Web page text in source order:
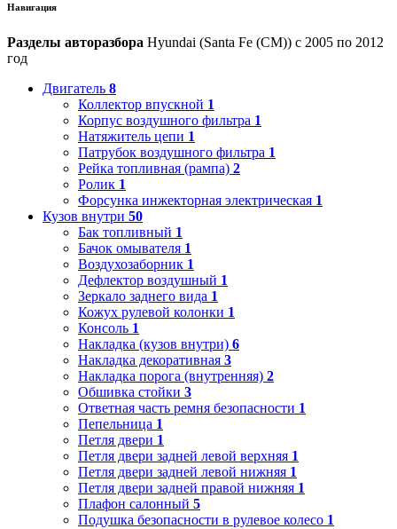
Навигация
Разделы авторазбора Hyundai (Santa Fe (CM)) с 2005 по 2012
год
Двигатель 8
Коллектор впускной 1
Корпус воздушного фильтра 1
Натяжитель цепи 1
Патрубок воздушного фильтра 1
Рейка топливная (рампа) 2
Ролик 1
Форсунка инжекторная электрическая 1
Кузов внутри 50
Бак топливный 1
Бачок омывателя 1
Воздухозаборник 1
Дефлектор воздушный 1
Зеркало заднего вида 1
Кожух рулевой колонки 1
Консоль 1
Накладка (кузов внутри) 6
Накладка декоративная 3
Накладка порога (внутренняя) 2
Обшивка стойки 3
Ответная часть ремня безопасности 1
Пепельница 1
Петля двери 1
Петля двери задней левой верхняя 1
Петля двери задней левой нижняя 1
Петля двери задней правой нижняя 1
Плафон салонный 5
Подушка безопасности в рулевое колесо 1